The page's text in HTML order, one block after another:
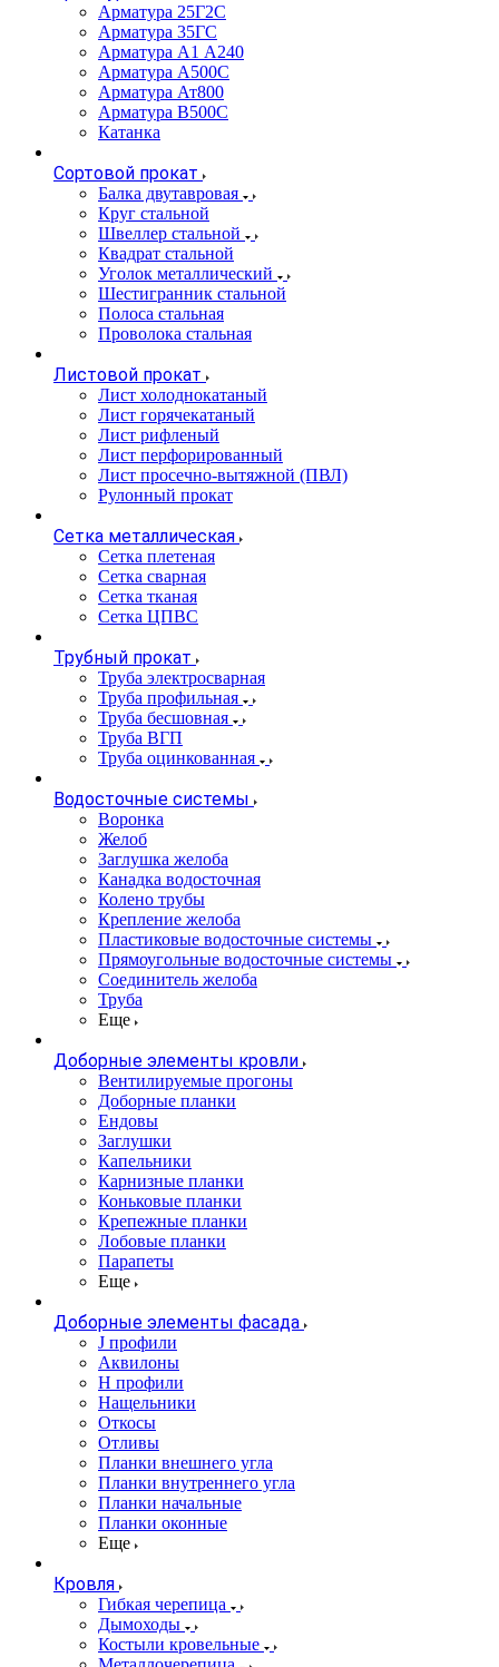
Арматура 25Г2С
Арматура 35ГС
Арматура А1 А240
Арматура А500С
Арматура Ат800
Арматура В500С
Катанка
Сортовой прокат
Балка двутавровая
Круг стальной
Швеллер стальной
Квадрат стальной
Уголок металлический
Шестигранник стальной
Полоса стальная
Проволока стальная
Листовой прокат
Лист холоднокатаный
Лист горячекатаный
Лист рифленый
Лист перфорированный
Лист просечно-вытяжной (ПВЛ)
Рулонный прокат
Сетка металлическая
Сетка плетеная
Сетка сварная
Сетка тканая
Сетка ЦПВС
Трубный прокат
Труба электросварная
Труба профильная
Труба бесшовная
Труба ВГП
Труба оцинкованная
Водосточные системы
Воронка
Желоб
Заглушка желоба
Канадка водосточная
Колено трубы
Крепление желоба
Пластиковые водосточные системы
Прямоугольные водосточные системы
Соединитель желоба
Труба
Еще
Доборные элементы кровли
Вентилируемые прогоны
Доборные планки
Ендовы
Заглушки
Капельники
Карнизные планки
Коньковые планки
Крепежные планки
Лобовые планки
Парапеты
Еще
Доборные элементы фасада
J профили
Аквилоны
Н профили
Нащельники
Откосы
Отливы
Планки внешнего угла
Планки внутреннего угла
Планки начальные
Планки оконные
Еще
Кровля
Гибкая черепица
Дымоходы
Костыли кровельные